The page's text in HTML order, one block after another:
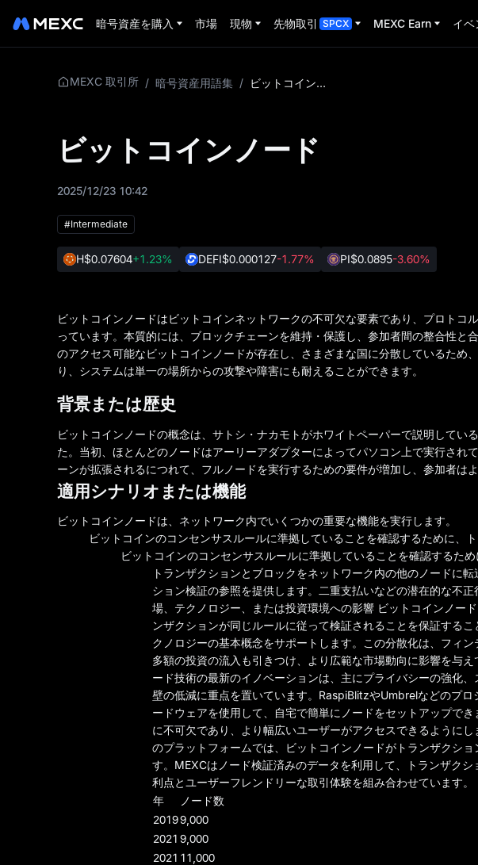
暗号資産を購入 市場 現物 先物取引 SPCX MEXC Earn イベ
MEXC 取引所 / 暗号資産用語集 / ビットコインノード
ビットコインノード
2025/12/23 10:42
#Intermediate
H$0.07604+1.23% DEFI$0.000127-1.77% PI$0.0895-3.60%
ビットコインノードはビットコインネットワークの不可欠な要素であり、プロトコ
っています。本質的には、ブロックチェーンを維持・保護し、参加者間の整合性
のアクセス可能なビットコインノードが存在し、さまざまな国に分散しているため
り、システムは単一の場所からの攻撃や障害にも耐えることができます。
背景または歴史
ビットコインノードの概念は、サトシ・ナカモトがホワイトペーパーで説明してい
た。当初、ほとんどのノードはアーリーアダプターによってパソコン上で実行され
ーンが拡張されるにつれて、フルノードを実行するための要件が​​増加し、参加者は
適用シナリオまたは機能
ビットコインノードは、ネットワーク内でいくつかの重要な機能を実行します。
ビットコインのコンセンサスルールに準拠していることを確認するために、
ビットコインのコンセンサスルールに準拠していることを確認するた
トランザクションとブロックをネットワーク内の他のノードに
ション検証の参照を提供します。二重支払いなどの潜在的な不
場、テクノロジー、または投資環境への影響 ビットコインノー
ンザクションが同じルールに従って検証されることを保証する
クノロジーの基本概念をサポートします。この分散化は、フィ
多額の投資の流入も引きつけ、より広範な市場動向に影響を与
ード技術の最新のイノベーションは、主にプライバシーの強化
壁の低減に重点を置いています。RaspiBlitzやUmbrelなどのプ
ードウェアを使用して、自宅で簡単にノードをセットアップで
に不可欠であり、より幅広いユーザーがアクセスできるように
のプラットフォームでは、ビットコインノードがトランザクシ
す。MEXCはノード検証済みのデータを利用して、トランザク
利点とユーザーフレンドリーな取引体験を組み合わせています。
年
ノード数
20199,000
2021 9,000
2021 11,000